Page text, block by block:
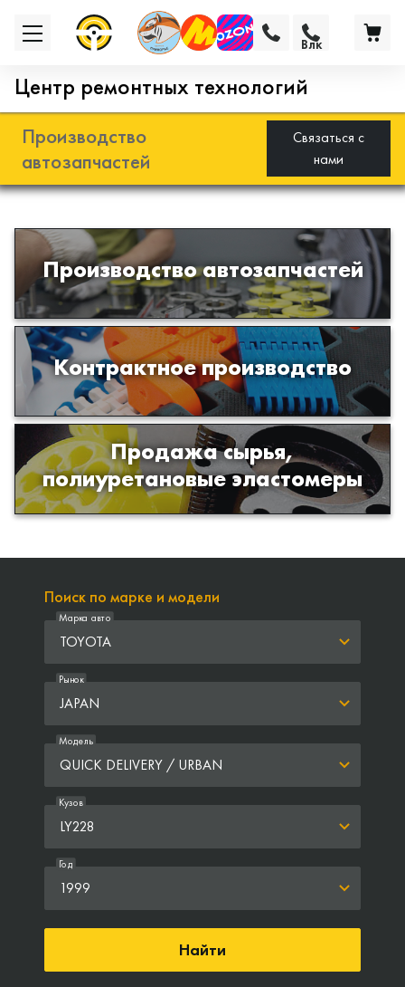
Центр ремонтных технологий
Производство
автозапчастей
Связаться с
нами
Производство автозапчастей
Разработка и производство деталей
из эластомеров для подвески
автомобиля
Контрактное производство
Производство изделий из пластиков
и полимеров по образцам либо
чертежам заказчика
Продажа сырья,
полиуретановые эластомеры
Продажа сырья для производства
изделий из полиуретана
Влк
Поиск по марке и модели
TOYOTA
Марка авто
JAPAN
Рынок
QUICK DELIVERY / URBAN
Модель
LY228
Кузов
1999
Год
Найти